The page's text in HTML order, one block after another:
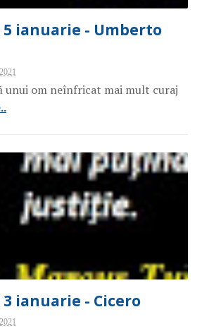
5 ianuarie - Umberto
unui om neînfricat mai mult curaj
ianuarie - Cicero